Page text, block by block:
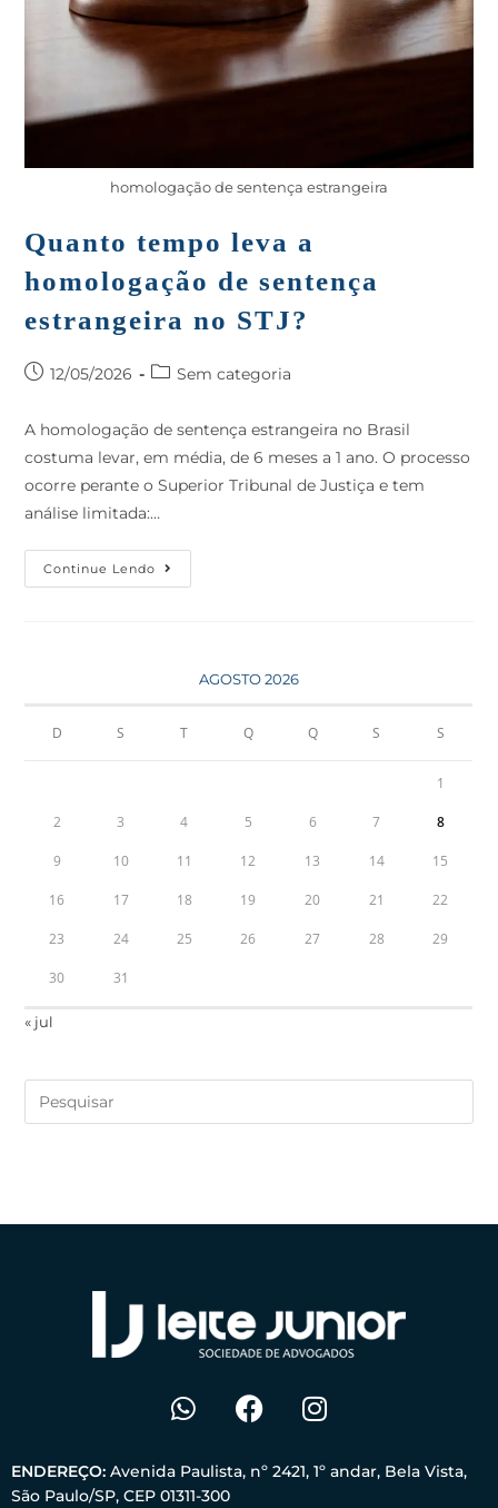
homologação de sentença estrangeira
Quanto tempo leva a
homologação de sentença
estrangeira no STJ?
12/05/2026 Sem categoria
A homologação de sentença estrangeira no Brasil
costuma levar, em média, de 6 meses a 1 ano. O processo
ocorre perante o Superior Tribunal de Justiça e tem
análise limitada:…
Continue Lendo
AGOSTO 2026
D S T Q Q S S
1
2 3 4 5 6 7 8
9 10 11 12 13 14 15
16 17 18 19 20 21 22
23 24 25 26 27 28 29
30 31
« jul
ENDEREÇO: Avenida Paulista, nº 2421, 1º andar, Bela Vista,
São Paulo/SP, CEP 01311-300